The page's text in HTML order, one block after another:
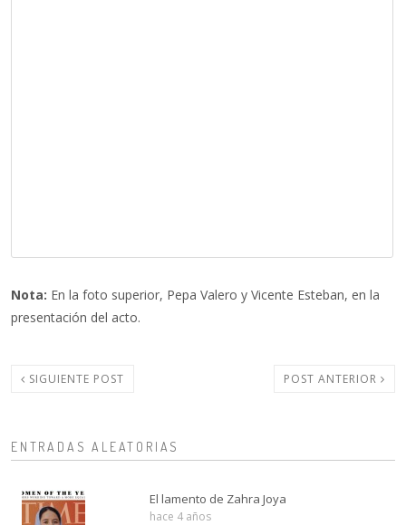
Nota: En la foto superior, Pepa Valero y Vicente Esteban, en la
presentación del acto.
SIGUIENTE POST POST ANTERIOR
ENTRADAS ALEATORIAS
El lamento de Zahra Joya
hace 4 años